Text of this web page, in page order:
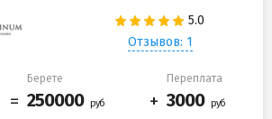
Отзывов: 1
Берете Переплата